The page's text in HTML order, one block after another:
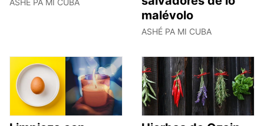
ASHÉ PA MI CUBA
malévolo
ASHÉ PA MI CUBA